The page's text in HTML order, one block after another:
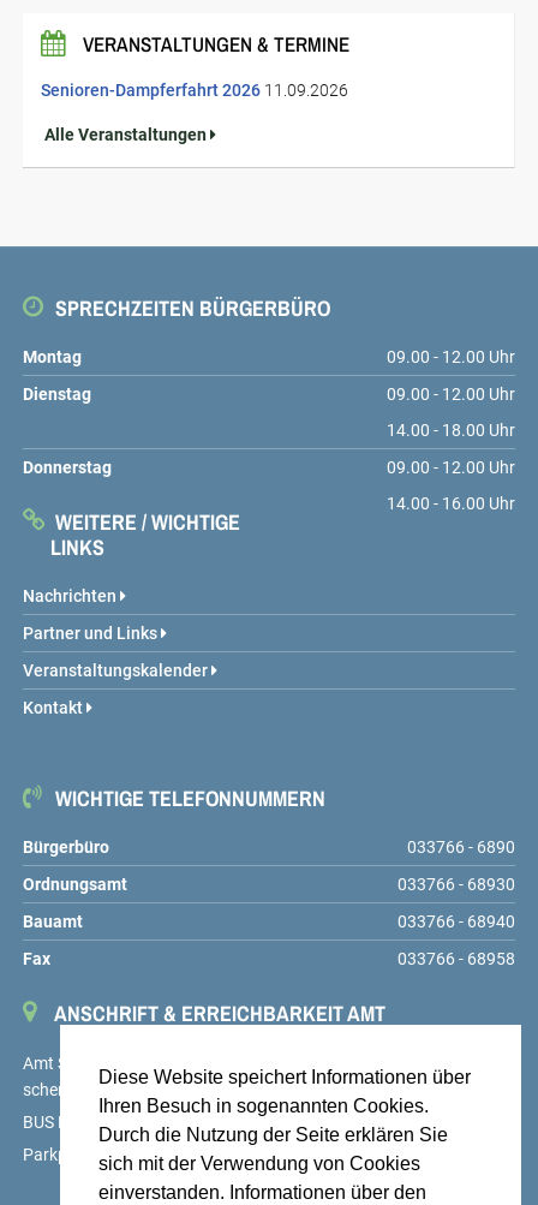
Diese Website speichert Informationen über
Ihren Besuch in sogenannten Cookies.
Durch die Nutzung der Seite erklären Sie
sich mit der Verwendung von Cookies
einverstanden. Informationen über den
VERANSTALTUNGEN & TERMINE
Senioren-Dampferfahrt 2026 11.09.2026
Alle Veranstaltungen
SPRECHZEITEN BÜRGERBÜRO
Montag
09.00 - 12.00 Uhr
Dienstag
09.00 - 12.00 Uhr
14.00 - 18.00 Uhr
Donnerstag
09.00 - 12.00 Uhr
14.00 - 16.00 Uhr
WEITERE / WICHTIGE
LINKS
Nachrichten
Partner und Links
Veranstaltungskalender
Kontakt
WICHTIGE TELEFONNUMMERN
Bürgerbüro
033766 - 6890
Ordnungsamt
033766 - 68930
Bauamt
033766 - 68940
Fax
033766 - 68958
ANSCHRIFT & ERREICHBARKEIT AMT
Amt Schenkenländchen, Markt 9, 15755 Teupitz,
schenkenlaendchen.de
BUS Linien 725, 726 und 727, Haltestelle Teupitz, Markt
Parkplätze auf dem Hof des Amtes sowie am Markt